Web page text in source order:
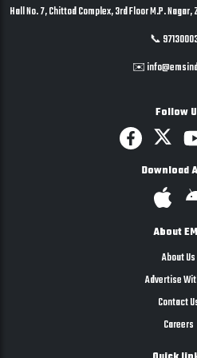
Hall No. 7, Chittod Complex, 3rd Floor M.P.
📞
✉️
Follow
Download
About
About Us
Advertise
Contact
Careers